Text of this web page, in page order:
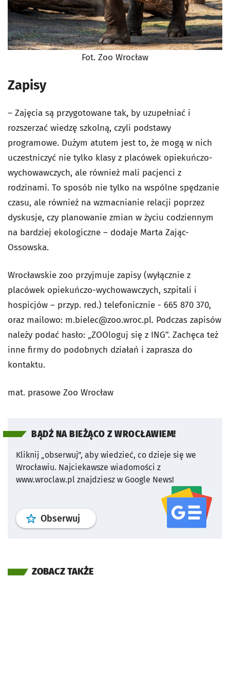
Fot. Zoo Wrocław
Zapisy
– Zajęcia są przygotowane tak, by uzupełniać i
rozszerzać wiedzę szkolną, czyli podstawy
programowe. Dużym atutem jest to, że mogą w nich
uczestniczyć nie tylko klasy z placówek opiekuńczo-
wychowawczych, ale również mali pacjenci z
rodzinami. To sposób nie tylko na wspólne spędzanie
czasu, ale również na wzmacnianie relacji poprzez
dyskusje, czy planowanie zmian w życiu codziennym
na bardziej ekologiczne – dodaje Marta Zając-
Ossowska.
Wrocławskie zoo przyjmuje zapisy (wyłącznie z
placówek opiekuńczo-wychowawczych, szpitali i
hospicjów – przyp. red.) telefonicznie - 665 870 370,
oraz mailowo: m.bielec@zoo.wroc.pl. Podczas zapisów
należy podać hasło: „ZOOloguj się z ING”. Zachęca też
inne firmy do podobnych działań i zaprasza do
kontaktu.
mat. prasowe Zoo Wrocław
BĄDŹ NA BIEŻĄCO Z WROCŁAWIEM!
Kliknij „obserwuj”, aby wiedzieć, co dzieje się we
Wrocławiu. Najciekawsze wiadomości z
www.wroclaw.pl znajdziesz w Google News!
Obserwuj profil serwisu
ZOBACZ TAKŻE